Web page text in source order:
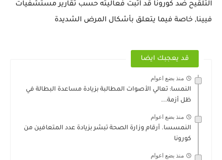
التلقيح ضد كورونا قد أثبت فعاليته حسب تقارير مستشفيات
فيينا, خاصة فيما يتعلق بأشكال المرض الشديدة
قد يعجبك ايضا
منذ بضع اعوام
النمسا: تعالي الأصوات المطالبة بزيادة مساعدة البطالة في
ظل أزمة...
منذ بضع اعوام
النمسسا. أرقام وزارة الصحة تبشر بزيادة عدد المتعافين من
كورونا
منذ بضع اعوام